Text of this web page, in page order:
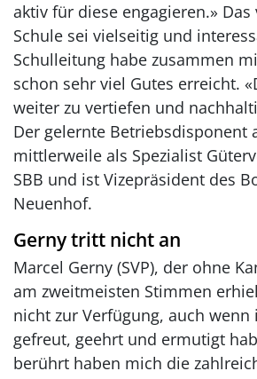
aktiv für diese engagieren.» Das
Schule sei vielseitig und
Schulleitung habe zusammen
schon sehr viel Gutes erreicht.
weiter zu vertiefen und
Der gelernte Betriebsdisponent
mittlerweile als Spezialist
SBB und ist Vizepräsident des
Neuenhof.
Gerny tritt nicht an
Marcel Gerny (SVP), der ohne
am zweitmeisten Stimmen
nicht zur Verfügung, auch wenn
gefreut, geehrt und ermutigt
berührt haben mich die